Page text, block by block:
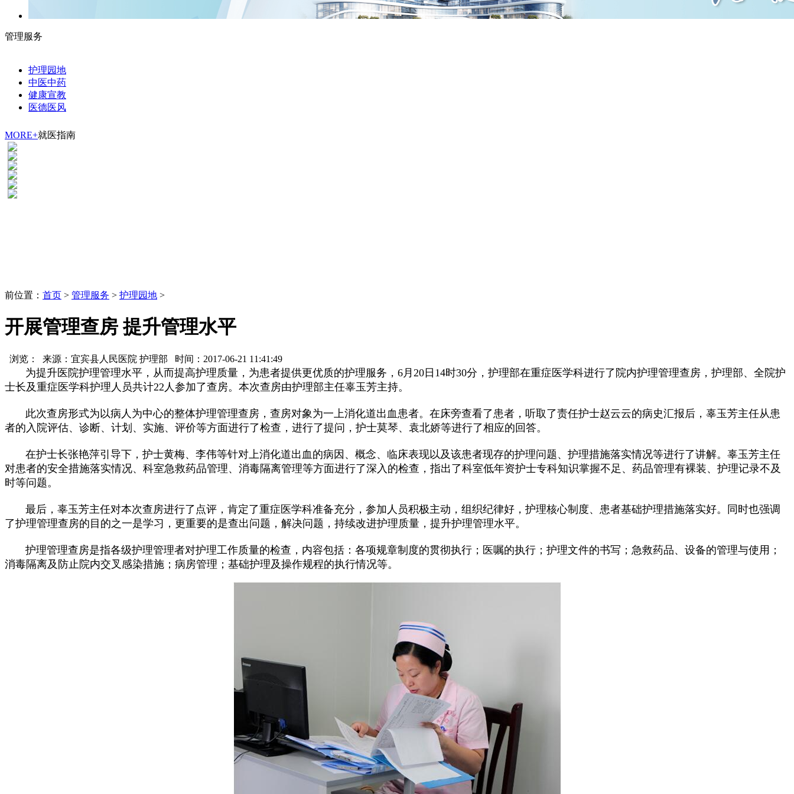
管理服务
护理园地
中医中药
健康宣教
医德医风
MORE+就医指南
前位置： 首页 > 管理服务 > 护理园地 >
开展管理查房 提升管理水平
浏览： 来源：宜宾县人民医院 护理部 时间：2017-06-21 11:41:49
为提升医院护理管理水平，从而提高护理质量，为患者提供更优质的护理服务，6月20日14时30分，护理部在重症医学科进行了院内护理管理查房，护理部、全院护
士长及重症医学科护理人员共计22人参加了查房。本次查房由护理部主任辜玉芳主持。
此次查房形式为以病人为中心的整体护理管理查房，查房对象为一上消化道出血患者。在床旁查看了患者，听取了责任护士赵云云的病史汇报后，辜玉芳主任从患
者的入院评估、诊断、计划、实施、评价等方面进行了检查，进行了提问，护士莫琴、袁北娇等进行了相应的回答。
在护士长张艳萍引导下，护士黄梅、李伟等针对上消化道出血的病因、概念、临床表现以及该患者现存的护理问题、护理措施落实情况等进行了讲解。辜玉芳主任
对患者的安全措施落实情况、科室急救药品管理、消毒隔离管理等方面进行了深入的检查，指出了科室低年资护士专科知识掌握不足、药品管理有裸装、护理记录不及
时等问题。
最后，辜玉芳主任对本次查房进行了点评，肯定了重症医学科准备充分，参加人员积极主动，组织纪律好，护理核心制度、患者基础护理措施落实好。同时也强调
了护理管理查房的目的之一是学习，更重要的是查出问题，解决问题，持续改进护理质量，提升护理管理水平。
护理管理查房是指各级护理管理者对护理工作质量的检查，内容包括：各项规章制度的贯彻执行；医嘱的执行；护理文件的书写；急救药品、设备的管理与使用；
消毒隔离及防止院内交叉感染措施；病房管理；基础护理及操作规程的执行情况等。